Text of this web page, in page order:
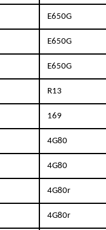
E650G
E650G
E650G
R13
169
4G80
4G80
4G80r
4G80r